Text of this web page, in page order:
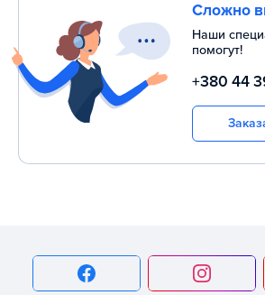
Сложно
Наши
помогут!
+380 44